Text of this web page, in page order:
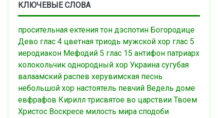
КЛЮЧЕВЫЕ СЛОВА
просительная ектения тон дэспотин Богородице
Дево глас 4 цветная триодь мужской хор глас 5
иеродиакон Мефодий 5 глас 15 антифон патриарх
колокольчик однородный хор Украина сугубая
валаамский распев херувимская песнь
небольшой хор настоятель певчий Ведель доме
евфрафов Кирилл трисвятое во царствии Твоем
Христос Воскресе милость мира сподоби